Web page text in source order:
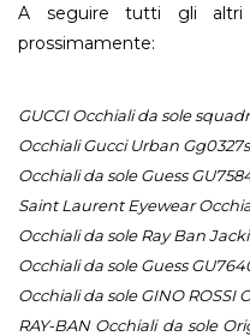
A seguire tutti gli altri
prossimamente:
GUCCI Occhiali da sole
Occhiali Gucci Urban
Occhiali da sole Guess
Saint Laurent Eyewear
Occhiali da sole Ray Ban
Occhiali da sole Guess
Occhiali da sole GINO ROSSI
RAY-BAN Occhiali da sole